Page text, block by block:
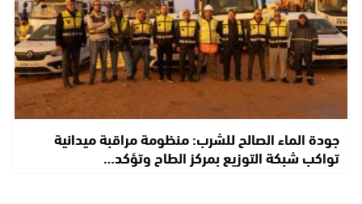
جودة الماء الصالح للشرب: منظومة مراقبة ميدانية
تواكب شبكة التوزيع بمركز الطاح وتؤكد…